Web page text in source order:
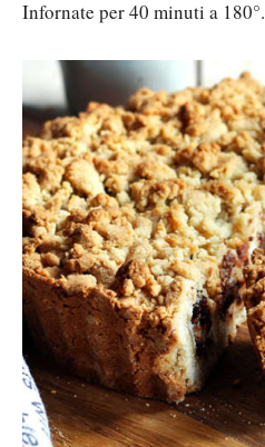
Infornate per 40 minuti a 180°.